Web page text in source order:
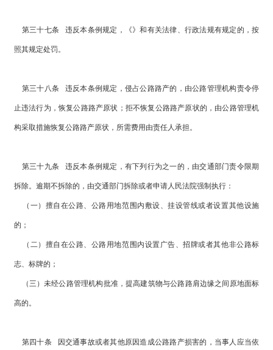
第三十七条 违反本条例规定，《》和有关法律、行政法规有规定的，按
照其规定处罚。
第三十八条 违反本条例规定，侵占公路路产的，由公路管理机构责令停
止违法行为，恢复公路路产原状；拒不恢复公路路产原状的，由公路管理机
构采取措施恢复公路路产原状，所需费用由责任人承担。
第三十九条 违反本条例规定，有下列行为之一的，由交通部门责令限期
拆除。逾期不拆除的，由交通部门拆除或者申请人民法院强制执行：
（一）擅自在公路、公路用地范围内敷设、挂设管线或者设置其他设施
的；
（二）擅自在公路、公路用地范围内设置广告、招牌或者其他非公路标
志、标牌的；
（三）未经公路管理机构批准，提高建筑物与公路路肩边缘之间原地面标
高的。
第四十条 因交通事故或者其他原因造成公路路产损害的，当事人应当依